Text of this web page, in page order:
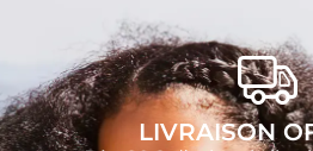
LIVRAISON